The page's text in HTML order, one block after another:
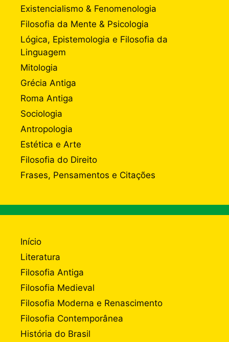
Existencialismo & Fenomenologia
Filosofia da Mente & Psicologia
Lógica, Epistemologia e Filosofia da
Linguagem
Mitologia
Grécia Antiga
Roma Antiga
Sociologia
Antropologia
Estética e Arte
Filosofia do Direito
Frases, Pensamentos e Citações
Início
Literatura
Filosofia Antiga
Filosofia Medieval
Filosofia Moderna e Renascimento
Filosofia Contemporânea
História do Brasil